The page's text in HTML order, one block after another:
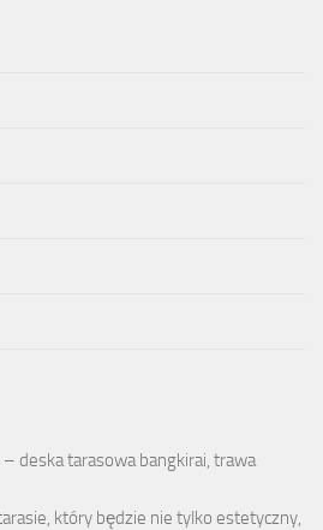
deska tarasowa bangkirai, trawa
który będzie nie tylko estetyczny,